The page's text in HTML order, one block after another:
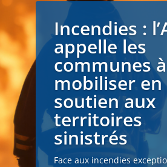
Incendies :
appelle les
communes
mobiliser en
soutien aux
territoires
sinistrés
Face aux incendies